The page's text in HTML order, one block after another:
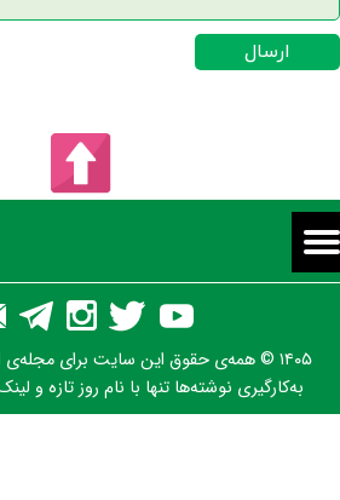
ارسال
۱۴۰۵ © همه‌ی حقوق این سایت برای مجله‌ی
به‌کارگیری نوشته‌ها تنها با نام روز تازه و